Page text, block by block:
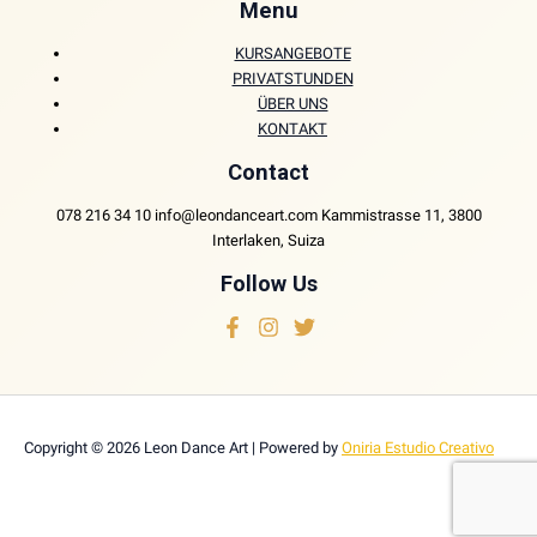
Menu
KURSANGEBOTE
PRIVATSTUNDEN
ÜBER UNS
KONTAKT
Contact
078 216 34 10 info@leondanceart.com Kammistrasse 11, 3800
Interlaken, Suiza
Follow Us
Copyright © 2026 Leon Dance Art | Powered by Oniria Estudio Creativo